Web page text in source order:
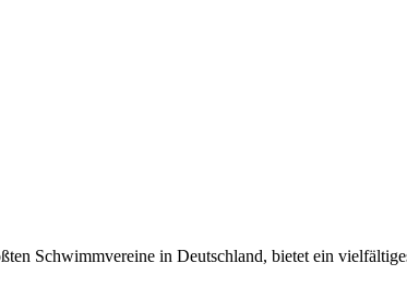
Schwimmvereine in Deutschland, bietet ein